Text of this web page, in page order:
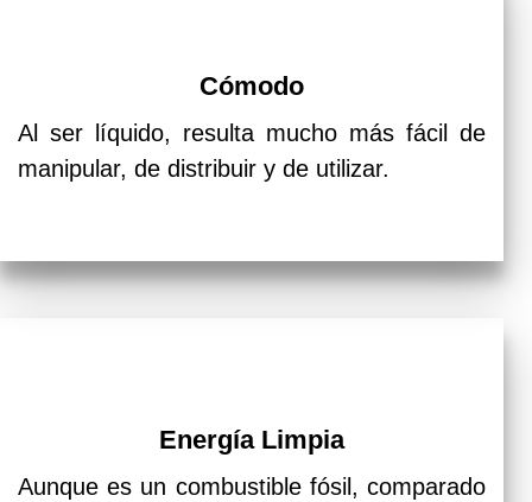
Cómodo
Al ser líquido, resulta mucho más fácil de
manipular, de distribuir y de utilizar.
Energía Limpia
Aunque es un combustible fósil, comparado